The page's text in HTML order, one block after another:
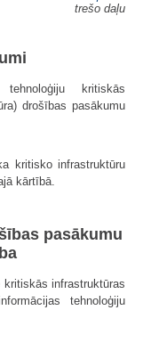
trešo daļu
kritiskās
drošības pasākumu
kritisko infrastruktūru
kārtībā.
pasākumu
infrastruktūras
tehnoloģiju